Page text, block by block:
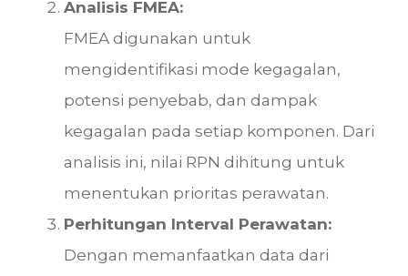
Analisis FMEA:
FMEA digunakan untuk
mengidentifikasi mode kegagalan,
potensi penyebab, dan dampak
kegagalan pada setiap komponen. Dari
analisis ini, nilai RPN dihitung untuk
menentukan prioritas perawatan.
Perhitungan Interval Perawatan:
Dengan memanfaatkan data dari